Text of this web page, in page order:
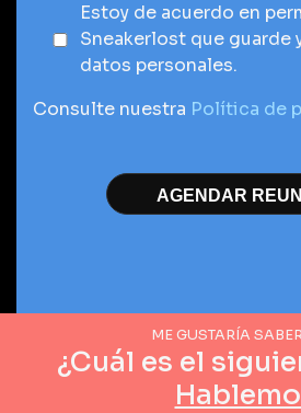
Estoy de acuerdo en
Sneakerlost que guarde
datos personales.
Consulte nuestra Política de
ME GUSTARÍA
¿Cuál es el